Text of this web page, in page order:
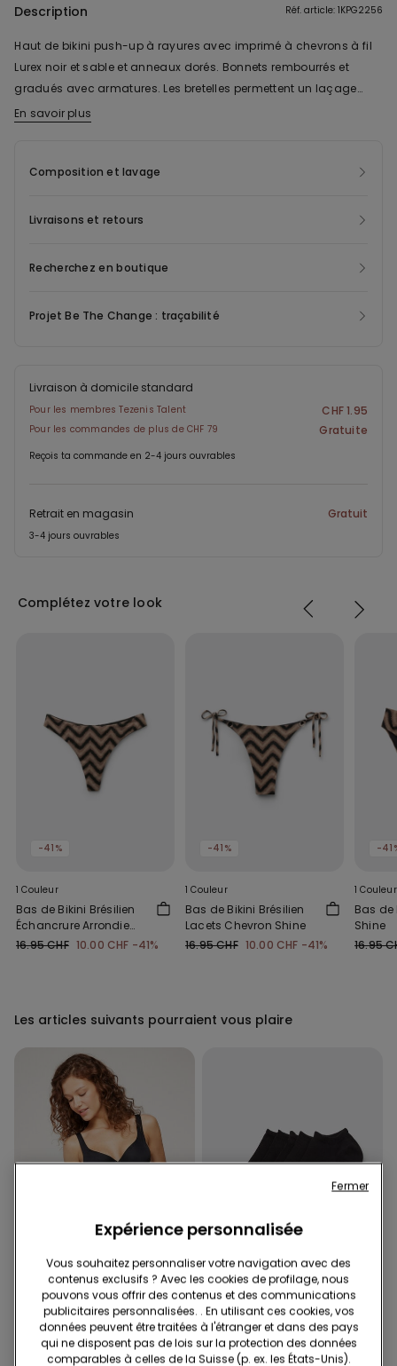
Description Réf. article: 1KPG2256
Haut de bikini push-up à rayures avec imprimé à chevrons à fil
Lurex noir et sable et anneaux dorés. Bonnets rembourrés et
gradués avec armatures. Les bretelles permettent un laçage
dans le cou ou dans le dos grâce aux œillets présents sur les
En savoir plus
Composition et lavage
Livraisons et retours
Recherchez en boutique
Projet Be The Change : traçabilité
Livraison à domicile standard
Pour les membres Tezenis Talent CHF 1.95
Pour les commandes de plus de CHF 79 Gratuite
Reçois ta commande en 2-4 jours ouvrables
Retrait en magasin Gratuit
3-4 jours ouvrables
Complétez votre look
-41%
1 Couleur
Bas de Bikini Brésilien
Échancrure Arrondie
Chevron Shine
16.95 CHF 10.00 CHF -41%
-41%
1 Couleur
Bas de Bikini Brésilien
Lacets Chevron Shine
16.95 CHF 10.00 CHF -41%
-
1 Couleur
Bas de
Shine
16.95
Les articles suivants pourraient vous plaire
Microfibre recyclée
-41%
1 Couleur 4 Couleurs
Expérience personnalisée
Vous souhaitez personnaliser votre navigation avec des
contenus exclusifs ? Avec les cookies de profilage, nous
pouvons vous offrir des contenus et des communications
publicitaires personnalisées. . En utilisant ces cookies, vos
données peuvent être traitées à l'étranger et dans des pays
qui ne disposent pas de lois sur la protection des données
comparables à celles de la Suisse (p. ex. les États-Unis).
Fermer